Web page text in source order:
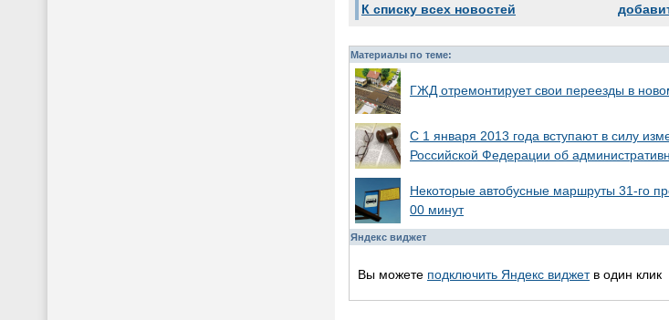
К списку всех новостей
Материалы по теме:
ГЖД отремонтирует свои переезды в
С 1 января 2013 года вступают в силу
Российской Федерации об
Некоторые автобусные маршруты 31-го
00 минут
Яндекс виджет
Вы можете подключить Яндекс виджетв один клик